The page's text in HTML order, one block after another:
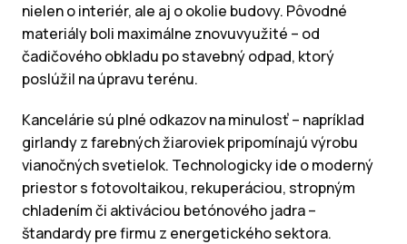
nielen o interiér, ale aj o okolie budovy. Pôvodné
materiály boli maximálne znovuvyužité – od
čadičového obkladu po stavebný odpad, ktorý
poslúžil na úpravu terénu.
Kancelárie sú plné odkazov na minulosť – napríklad
girlandy z farebných žiaroviek pripomínajú výrobu
vianočných svetielok. Technologicky ide o moderný
priestor s fotovoltaikou, rekuperáciou, stropným
chladením či aktiváciou betónového jadra –
štandardy pre firmu z energetického sektora.